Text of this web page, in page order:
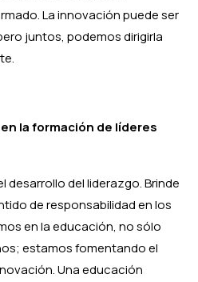
La innovación puede ser
juntos, podemos dirigirla
la formación de líderes
desarrollo del liderazgo. Brinde
de responsabilidad en los
en la educación, no sólo
estamos fomentando el
Una educación